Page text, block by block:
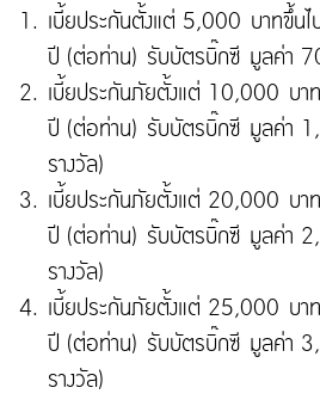
เบี้ยประกันตั้งแต่ 5,000 บาทขึ้น
ปี (ต่อท่าน) รับบัตรบิ๊กซี มูลค่า
เบี้ยประกันภัยตั้งแต่ 10,000 บ
ปี (ต่อท่าน) รับบัตรบิ๊กซี มูลค่า
รางวัล)
เบี้ยประกันภัยตั้งแต่ 20,000 บ
ปี (ต่อท่าน) รับบัตรบิ๊กซี มูลค่า
รางวัล)
เบี้ยประกันภัยตั้งแต่ 25,000 บ
ปี (ต่อท่าน) รับบัตรบิ๊กซี มูลค่า
รางวัล)